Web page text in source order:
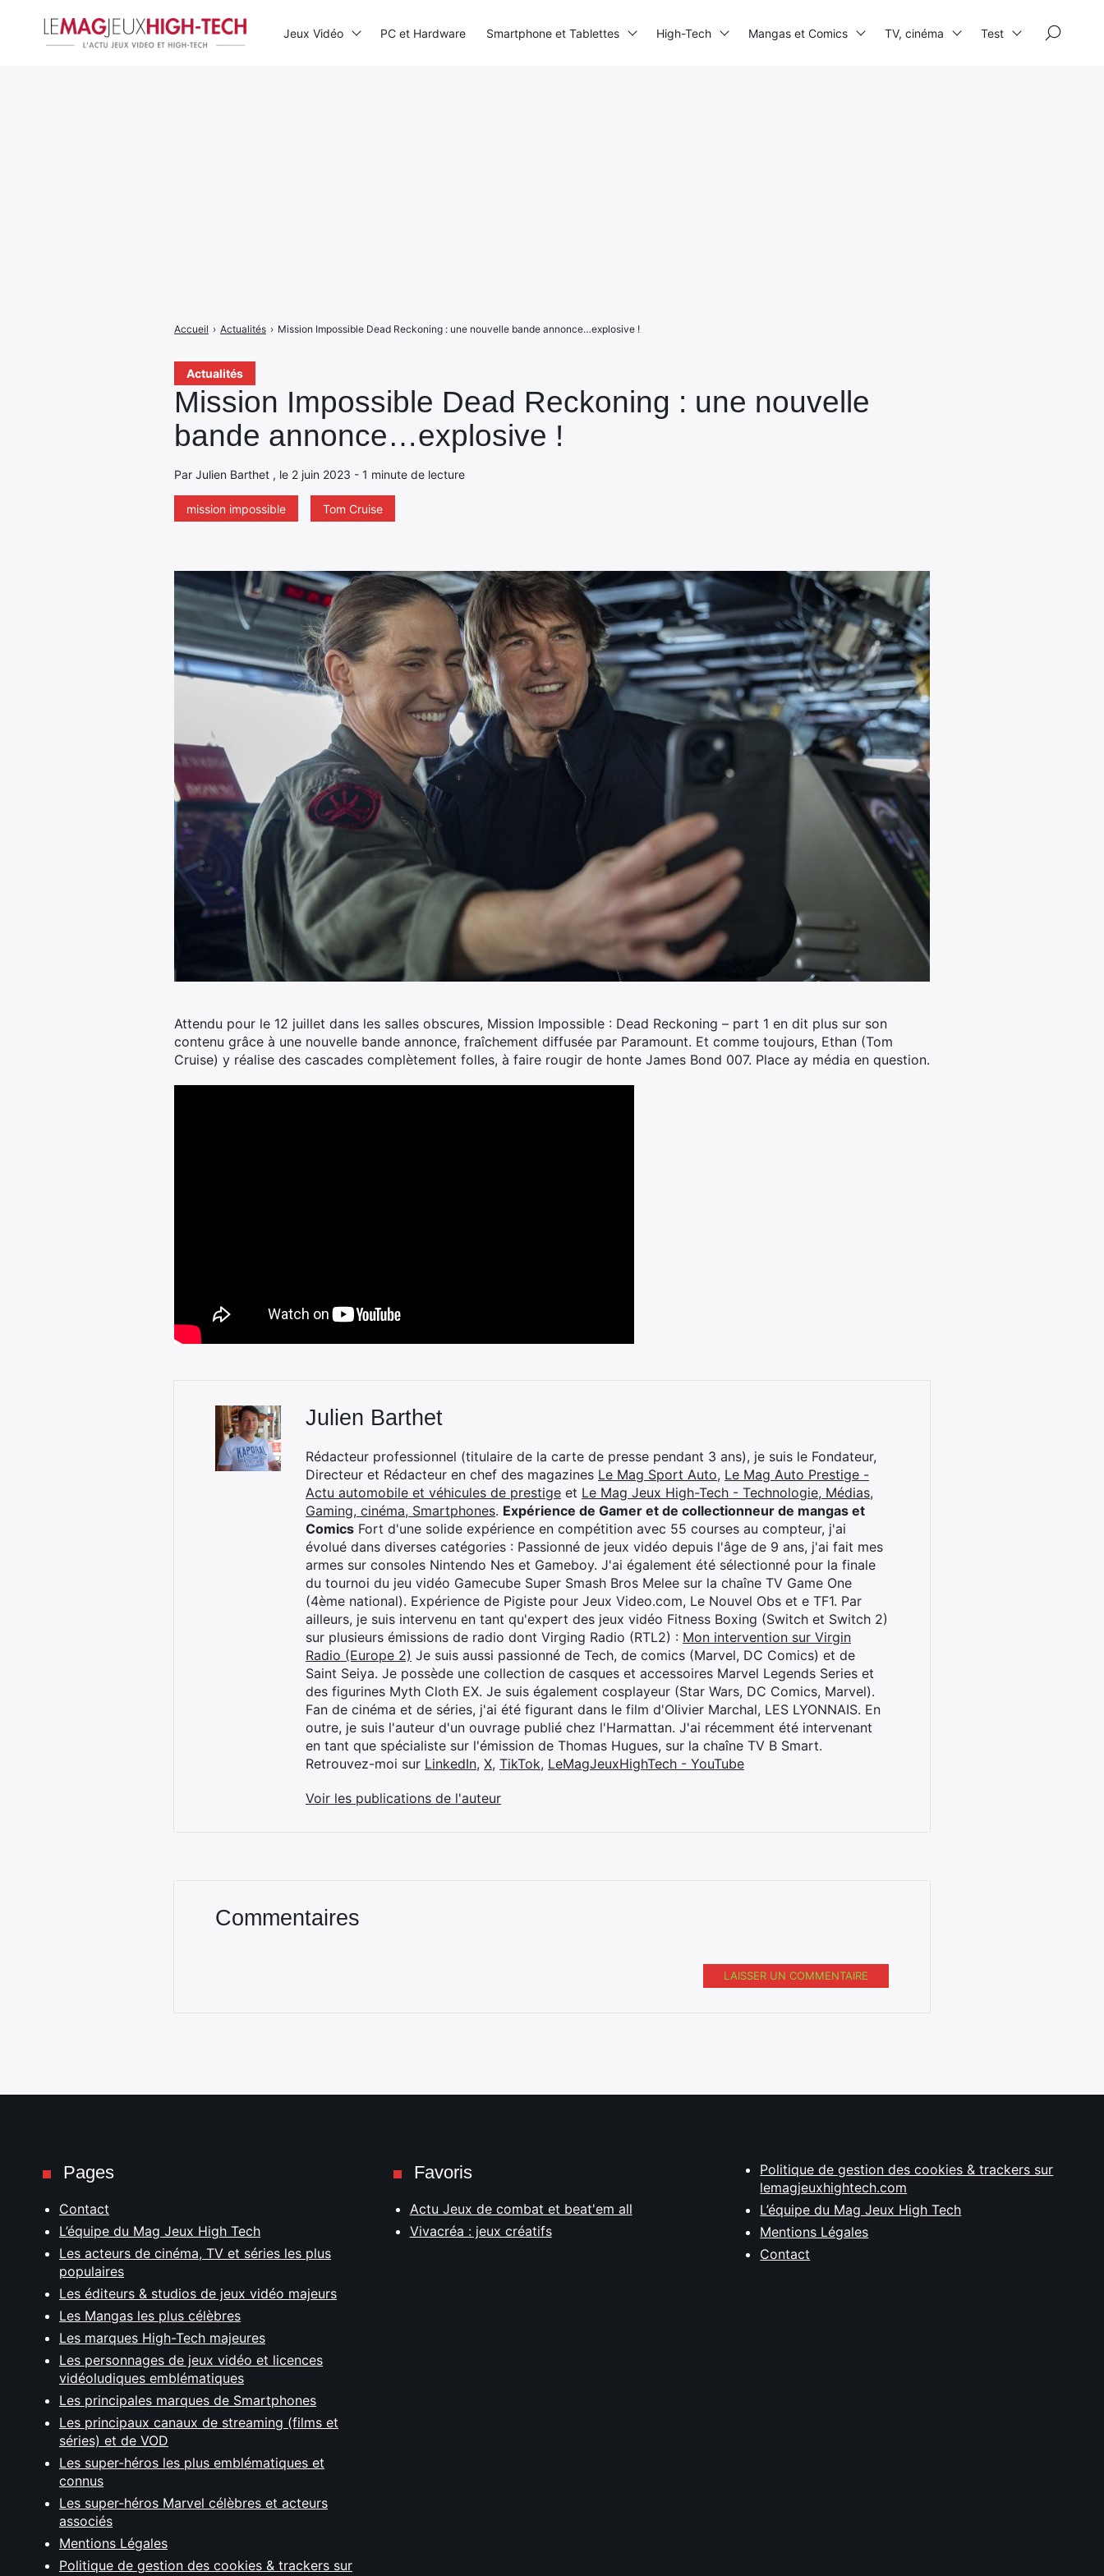
Actualités
Mission Impossible Dead Reckoning : une nouvelle
bande annonce…explosive !
Par Julien Barthet , le 2 juin 2023 - 1 minute de lecture
mission impossible Tom Cruise
Accueil › Actualités › Mission Impossible Dead Reckoning : une nouvelle bande annonce…explosive !
Attendu pour le 12 juillet dans les salles obscures, Mission Impossible : Dead Reckoning – part 1 en dit plus sur son
contenu grâce à une nouvelle bande annonce, fraîchement diffusée par Paramount. Et comme toujours, Ethan (Tom
Cruise) y réalise des cascades complètement folles, à faire rougir de honte James Bond 007. Place ay média en question.
Julien Barthet
Rédacteur professionnel (titulaire de la carte de presse pendant 3 ans), je suis le Fondateur,
Directeur et Rédacteur en chef des magazines Le Mag Sport Auto, Le Mag Auto Prestige -
Actu automobile et véhicules de prestige et Le Mag Jeux High-Tech - Technologie, Médias,
Gaming, cinéma, Smartphones. Expérience de Gamer et de collectionneur de mangas et
Comics Fort d'une solide expérience en compétition avec 55 courses au compteur, j'ai
évolué dans diverses catégories : Passionné de jeux vidéo depuis l'âge de 9 ans, j'ai fait mes
armes sur consoles Nintendo Nes et Gameboy. J'ai également été sélectionné pour la finale
du tournoi du jeu vidéo Gamecube Super Smash Bros Melee sur la chaîne TV Game One
(4ème national). Expérience de Pigiste pour Jeux Video.com, Le Nouvel Obs et e TF1. Par
ailleurs, je suis intervenu en tant qu'expert des jeux vidéo Fitness Boxing (Switch et Switch 2)
sur plusieurs émissions de radio dont Virging Radio (RTL2) : Mon intervention sur Virgin
Radio (Europe 2) Je suis aussi passionné de Tech, de comics (Marvel, DC Comics) et de
Saint Seiya. Je possède une collection de casques et accessoires Marvel Legends Series et
des figurines Myth Cloth EX. Je suis également cosplayeur (Star Wars, DC Comics, Marvel).
Fan de cinéma et de séries, j'ai été figurant dans le film d'Olivier Marchal, LES LYONNAIS. En
outre, je suis l'auteur d'un ouvrage publié chez l'Harmattan. J'ai récemment été intervenant
en tant que spécialiste sur l'émission de Thomas Hugues, sur la chaîne TV B Smart.
Retrouvez-moi sur LinkedIn, X, TikTok, LeMagJeuxHighTech - YouTube
Voir les publications de l'auteur
Commentaires
LAISSER UN COMMENTAIRE
Jeux Vidéo PC et Hardware Smartphone et Tablettes High-Tech Mangas et Comics TV, cinéma Test
Pages
Contact
L’équipe du Mag Jeux High Tech
Les acteurs de cinéma, TV et séries les plus
populaires
Les éditeurs & studios de jeux vidéo majeurs
Les Mangas les plus célèbres
Les marques High-Tech majeures
Les personnages de jeux vidéo et licences
vidéoludiques emblématiques
Les principales marques de Smartphones
Les principaux canaux de streaming (films et
séries) et de VOD
Les super-héros les plus emblématiques et
connus
Les super-héros Marvel célèbres et acteurs
associés
Mentions Légales
Politique de gestion des cookies & trackers sur
Favoris
Actu Jeux de combat et beat'em all
Vivacréa : jeux créatifs
Politique de gestion des cookies & trackers sur
lemagjeuxhightech.com
L’équipe du Mag Jeux High Tech
Mentions Légales
Contact